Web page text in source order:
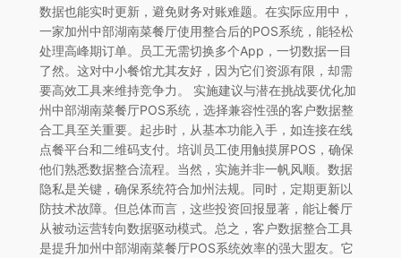
数据也能实时更新，避免财务对账难题。在实际应用中，
一家加州中部湖南菜餐厅使用整合后的POS系统，能轻松
处理高峰期订单。员工无需切换多个App，一切数据一目
了然。这对中小餐馆尤其友好，因为它们资源有限，却需
要高效工具来维持竞争力。 实施建议与潜在挑战要优化加
州中部湖南菜餐厅POS系统，选择兼容性强的客户数据整
合工具至关重要。起步时，从基本功能入手，如连接在线
点餐平台和二维码支付。培训员工使用触摸屏POS，确保
他们熟悉数据整合流程。当然，实施并非一帆风顺。数据
隐私是关键，确保系统符合加州法规。同时，定期更新以
防技术故障。但总体而言，这些投资回报显著，能让餐厅
从被动运营转向数据驱动模式。总之，客户数据整合工具
是提升加州中部湖南菜餐厅POS系统效率的强大盟友。它